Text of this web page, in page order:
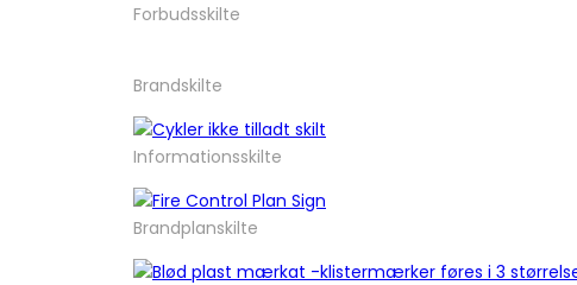
Forbudsskilte
Brandskilte
Informationsskilte
Brandplanskilte